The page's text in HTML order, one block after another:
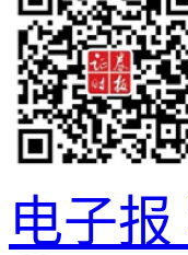
电子报